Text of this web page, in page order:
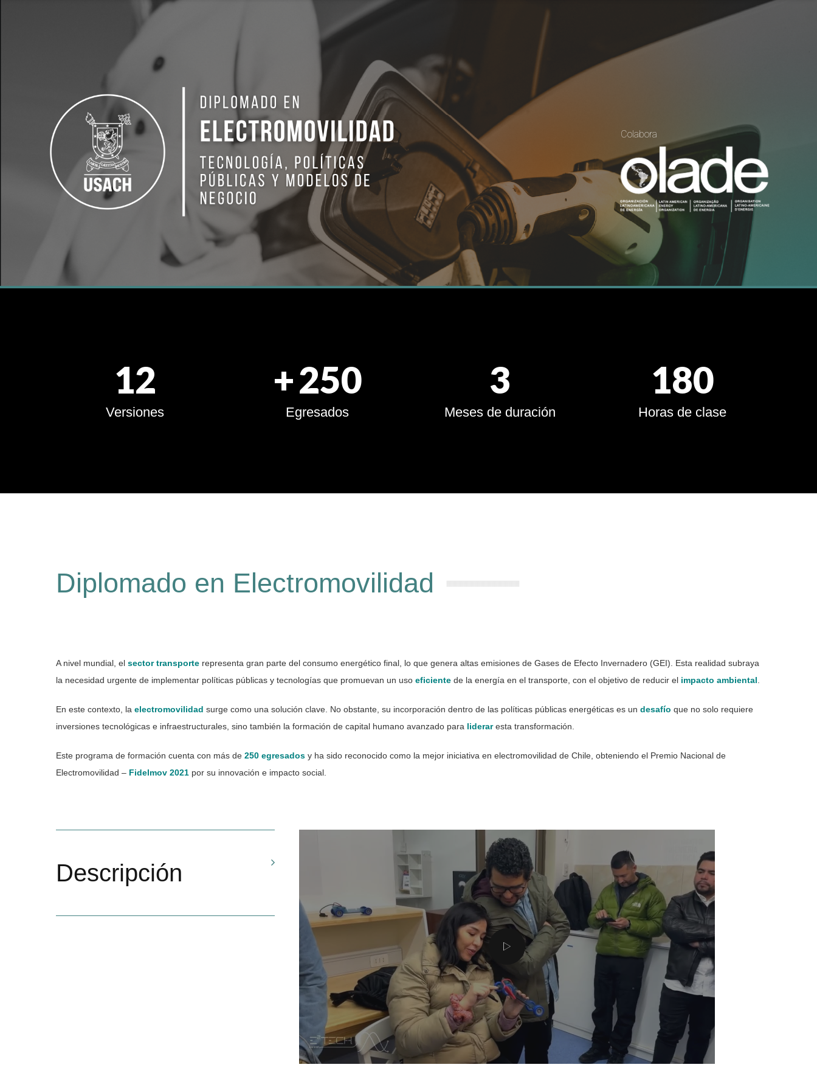
Colabora
12
Versiones
+250
Egresados
3
Meses de duración
180
Horas de clase
Diplomado en Electromovilidad
A nivel mundial, el sector transporte representa gran parte del consumo energético final, lo que genera altas emisiones de Gases de Efecto Invernadero (GEI). Esta realidad subraya
la necesidad urgente de implementar políticas públicas y tecnologías que promuevan un uso eficiente de la energía en el transporte, con el objetivo de reducir el impacto ambiental
En este contexto, la electromovilidad surge como una solución clave. No obstante, su incorporación dentro de las políticas públicas energéticas es un desafío que no solo requiere
inversiones tecnológicas e infraestructurales, sino también la formación de capital humano avanzado para liderar esta transformación.
Este programa de formación cuenta con más de 250 egresados y ha sido reconocido como la mejor iniciativa en electromovilidad de Chile, obteniendo el Premio Nacional de
Electromovilidad – Fidelmov 2021 por su innovación e impacto social.
Descripción